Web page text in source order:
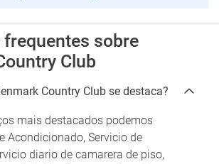
sobre
Club
Country Club se destaca?
mais destacados podemos
Acondicionado, Servicio de
diario de camarera de piso,